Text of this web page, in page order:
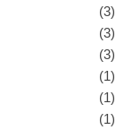
(3)
(3)
(3)
(1)
(1)
(1)